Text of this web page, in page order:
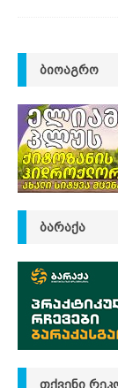
ᲑᲘᲝᲐᲒᲠᲝ
ᲑᲐᲠᲐᲥᲐ
ᲗᲥᲕᲔᲜᲘ